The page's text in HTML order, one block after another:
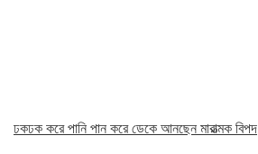
ঢকঢক করে পানি পান করে ডেকে আনছেন মারাত্মক বিপদ